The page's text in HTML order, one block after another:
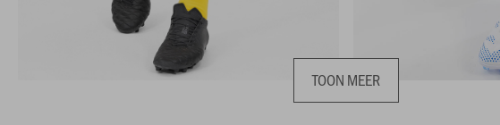
TOON MEER